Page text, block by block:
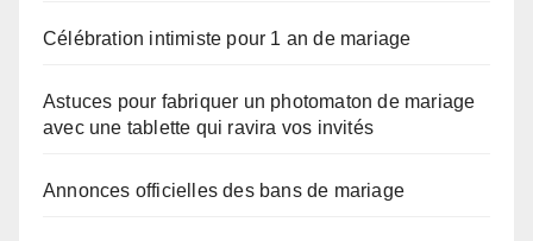
Célébration intimiste pour 1 an de mariage
Astuces pour fabriquer un photomaton de mariage
avec une tablette qui ravira vos invités
Annonces officielles des bans de mariage